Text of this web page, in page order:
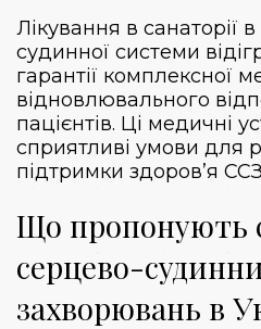
Лікування в санаторії
судинної системи
гарантії комплексної
відновлювального
пацієнтів. Ці медичні
сприятливі умови для
підтримки здоров’я
Що пропонують
серцево-
захворювань в